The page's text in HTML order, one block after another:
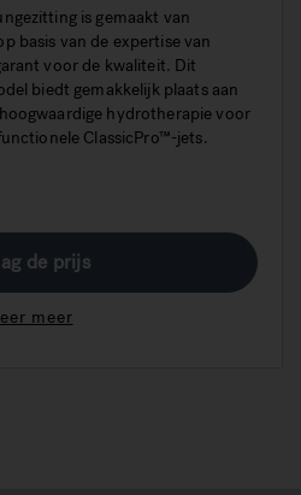
is gemaakt van
basis van de expertise van
voor de kwaliteit. Dit
biedt gemakkelijk plaats aan
hydrotherapie voor
ClassicPro™-jets.
de prijs
meer